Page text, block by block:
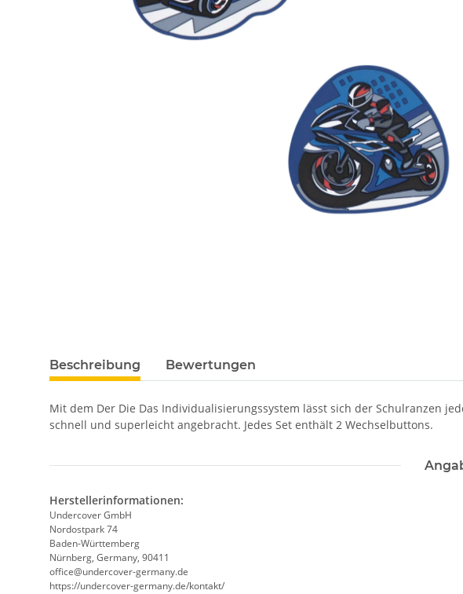
Beschreibung Bewertungen
Mit dem Der Die Das Individualisierungssystem lässt sich der Schulranzen
schnell und superleicht angebracht. Jedes Set enthält 2 Wechselbuttons.
Herstellerinformationen:
Undercover GmbH
Nordostpark 74
Baden-Württemberg
Nürnberg, Germany, 90411
office@undercover-germany.de
https://undercover-germany.de/kontakt/